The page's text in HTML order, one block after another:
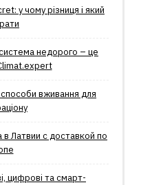
у чому різниця і який
система недорого – це
вживання для
в Латвии с доставкой по
цифрові та смарт-